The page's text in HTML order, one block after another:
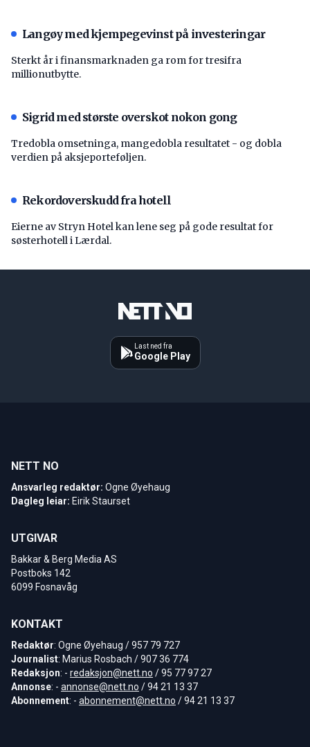
Langøy med kjempegevinst på investeringar
Sterkt år i finansmarknaden ga rom for tresifra
millionutbytte.
Sigrid med største overskot nokon gong
Tredobla omsetninga, mangedobla resultatet - og dobla
verdien på aksjeporteføljen.
Rekordoverskudd fra hotell
Eierne av Stryn Hotel kan lene seg på gode resultat for
søsterhotell i Lærdal.
Last ned fra
Google Play
NETT NO
Ansvarleg redaktør: Ogne Øyehaug
Dagleg leiar: Eirik Staurset
UTGIVAR
Bakkar & Berg Media AS
Postboks 142
6099 Fosnavåg
KONTAKT
Redaktør: Ogne Øyehaug / 957 79 727
Journalist: Marius Rosbach / 907 36 774
Redaksjon: - redaksjon@nett.no / 95 77 97 27
Annonse: - annonse@nett.no / 94 21 13 37
Abonnement: - abonnement@nett.no / 94 21 13 37